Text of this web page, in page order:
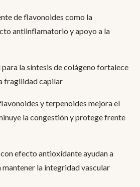
de flavonoides como la
antiinflamatorio y apoyo a la
la síntesis de colágeno fortalece
fragilidad capilar
y terpenoides mejora el
la congestión y protege frente
efecto antioxidante ayudan a
mantener la integridad vascular